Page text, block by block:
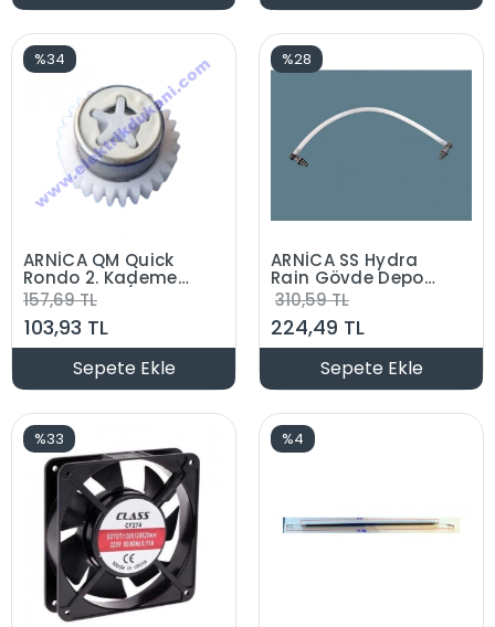
%34
ARNİCA QM Quick
Rondo 2. Kademe
Dişli Grubu (Orjinal
Ürün)
157,69 TL
103,93 TL
Sepete Ekle
%28
ARNİCA SS Hydra
Rain Gövde Depo
Bağlantı Hortum
Grubu (Orjinal
Ürün)
310,59 TL
224,49 TL
Sepete Ekle
%33 %4